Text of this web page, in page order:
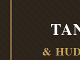
&